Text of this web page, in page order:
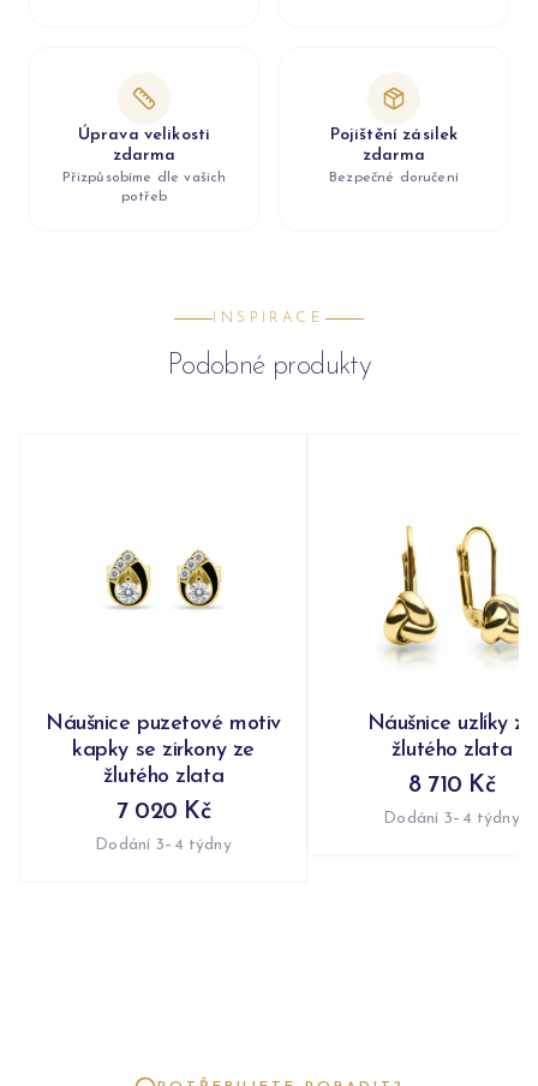
Úprava velikosti
zdarma
Přizpůsobíme dle vašich
potřeb
Pojištění zásilek
zdarma
Bezpečné doručení
INSPIRACE
Podobné produkty
Náušnice puzetové motiv
kapky se zirkony ze
žlutého zlata
7 020 Kč
Dodání 3–4 týdny
Náušnice uzlíky ze
žlutého zlata
8 710 Kč
Dodání 3–4 týdny